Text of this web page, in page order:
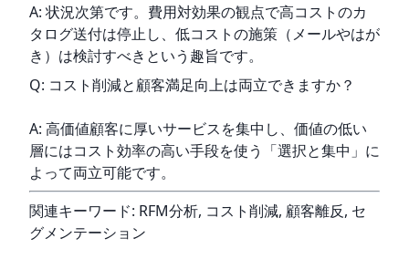
A: 状況次第です。費用対効果の観点で高コストのカ
タログ送付は停止し、低コストの施策（メールやはが
き）は検討すべきという趣旨です。
Q: コスト削減と顧客満足向上は両立できますか？
A: 高価値顧客に厚いサービスを集中し、価値の低い
層にはコスト効率の高い手段を使う「選択と集中」に
よって両立可能です。
関連キーワード: RFM分析, コスト削減, 顧客離反, セ
グメンテーション